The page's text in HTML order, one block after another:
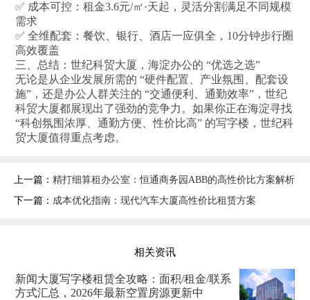
✅ 成本可控：租金3.6元/㎡·天起，灵活分割满足不同规模
需求
✅ 全维配套：餐饮、银行、酒店一应俱全，10分钟步行圈
高效覆盖
三、总结：世纪科贸大厦，海淀办公的 “优选之选”
无论是从企业发展所需的 “硬件配置、产业氛围、配套设
施”，还是办公人群关注的 “交通便利、通勤效率”，世纪
科贸大厦都展现出了强劲的竞争力。如果你正在海淀寻找
“科创氛围浓厚、通勤方便、性价比高” 的写字楼，世纪科
贸大厦值得重点考虑。
上一篇： 精打细算租办公室：恒通商务园ABB的高性价比方案解析
下一篇： 成本优化指南：现代汽车大厦高性价比租赁方案‌
相关资讯
新闻大厦写字楼租赁全攻略：面积/租金/联系
方式汇总，2026年最新空置房源更新中